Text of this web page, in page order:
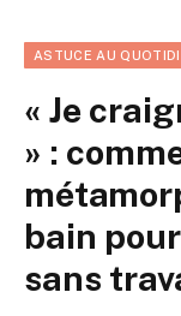
ASTUCE AU
« Je
» :
bain
sans